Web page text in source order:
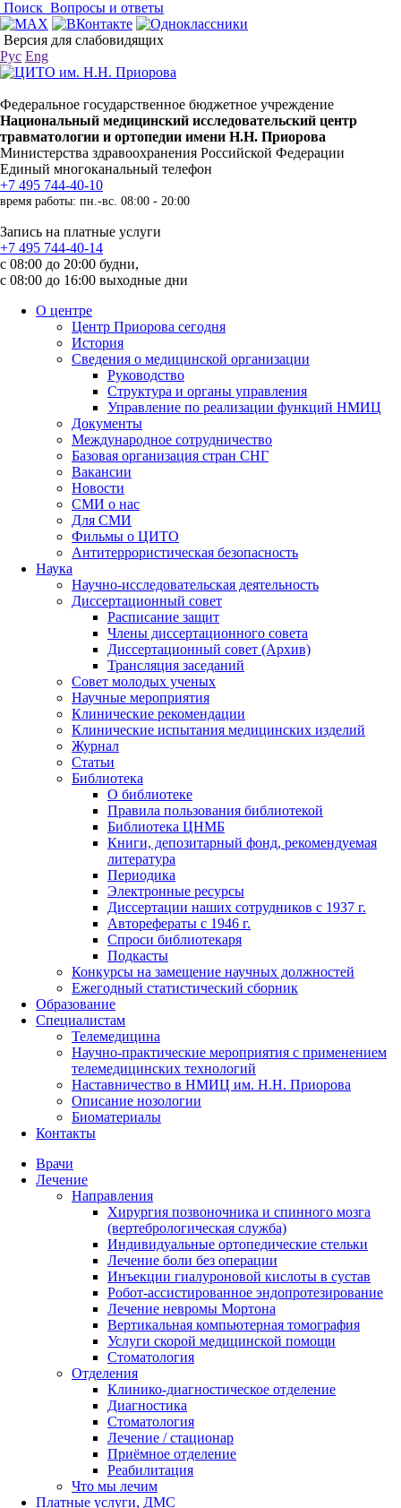
Поиск Вопросы и ответы
Версия для слабовидящих
Рус Eng
Федеральное государственное бюджетное учреждение
Национальный медицинский исследовательский центр
травматологии и ортопедии имени Н.Н. Приорова
Министерства здравоохранения Российской Федерации
Единый многоканальный телефон
+7 495 744-40-10
время работы: пн.-вс. 08:00 - 20:00
Запись на платные услуги
+7 495 744-40-14
с 08:00 до 20:00 будни,
с 08:00 до 16:00 выходные дни
О центре
Центр Приорова сегодня
История
Сведения о медицинской организации
Руководство
Структура и органы управления
Управление по реализации функций НМИЦ
Документы
Международное сотрудничество
Базовая организация стран СНГ
Вакансии
Новости
СМИ о нас
Для СМИ
Фильмы о ЦИТО
Антитеррористическая безопасность
Наука
Научно-исследовательская деятельность
Диссертационный совет
Расписание защит
Члены диссертационного совета
Диссертационный совет (Архив)
Трансляция заседаний
Совет молодых ученых
Научные мероприятия
Клинические рекомендации
Клинические испытания медицинских изделий
Журнал
Статьи
Библиотека
О библиотеке
Правила пользования библиотекой
Библиотека ЦНМБ
Книги, депозитарный фонд, рекомендуемая
литература
Периодика
Электронные ресурсы
Диссертации наших сотрудников с 1937 г.
Авторефераты с 1946 г.
Спроси библиотекаря
Подкасты
Конкурсы на замещение научных должностей
Ежегодный статистический сборник
Образование
Специалистам
Телемедицина
Научно-практические мероприятия с применением
телемедицинских технологий
Наставничество в НМИЦ им. Н.Н. Приорова
Описание нозологии
Биоматериалы
Контакты
Врачи
Лечение
Направления
Хирургия позвоночника и спинного мозга
(вертебрологическая служба)
Индивидуальные ортопедические стельки
Лечение боли без операции
Инъекции гиалуроновой кислоты в сустав
Робот-ассистированное эндопротезирование
Лечение невромы Мортона
Вертикальная компьютерная томография
Услуги скорой медицинской помощи
Стоматология
Отделения
Клинико-диагностическое отделение
Диагностика
Стоматология
Лечение / стационар
Приёмное отделение
Реабилитация
Что мы лечим
Платные услуги, ДМС